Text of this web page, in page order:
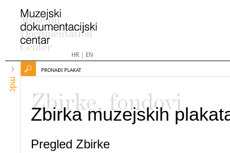
HR| EN
mdc
PRONAĐI PLAKAT
Zbirke, fondovi
Zbirka muzejskih
Pregled Zbirke